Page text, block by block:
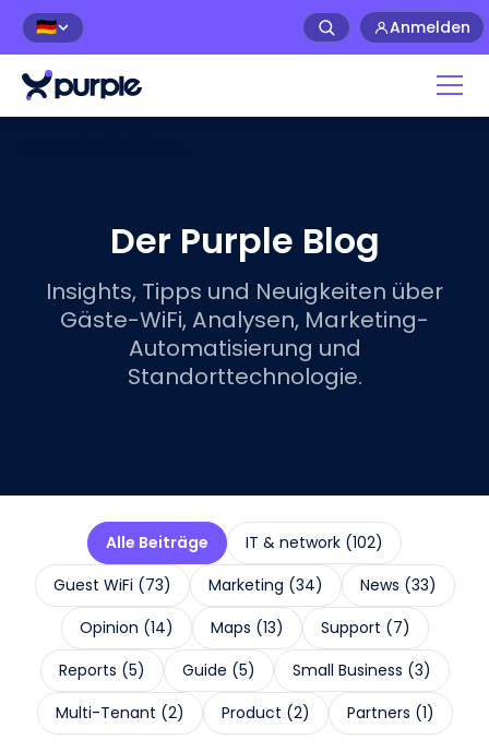
🇩🇪 Anmelden
Der Purple Blog
Insights, Tipps und Neuigkeiten über
Gäste-WiFi, Analysen, Marketing-
Automatisierung und
Standorttechnologie.
Alle Beiträge IT & network (102)
Guest WiFi (73) Marketing (34) News (33)
Opinion (14) Maps (13) Support (7)
Reports (5) Guide (5) Small Business (3)
Multi-Tenant (2) Product (2) Partners (1)